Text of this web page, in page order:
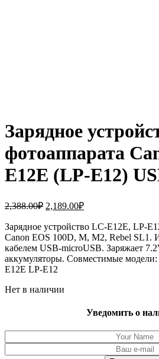
Зарядное
фотоаппарата
E12E (LP-E12)
2,388.00₽ Первоначальная
составляла
2,388.00₽.
2,189.00₽Текущая
2,189.00₽.
Зарядное устройство LC-E12E, LP-
Canon EOS 100D, M, M2, Rebel SL1.
кабелем USB-microUSB. Заряжает
аккумуляторы. Совместимые
E12E LP-E12
Нет в наличии
Уведомить о